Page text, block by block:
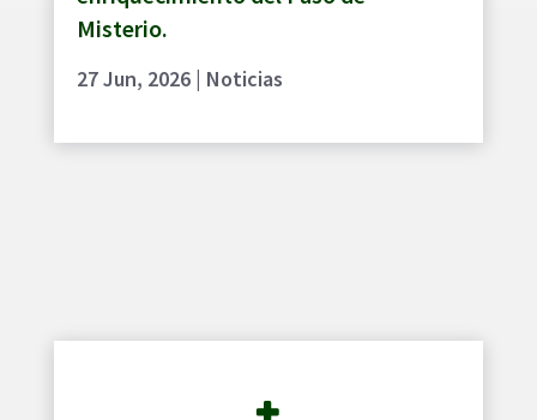
Misterio.
27 Jun, 2026| Noticias